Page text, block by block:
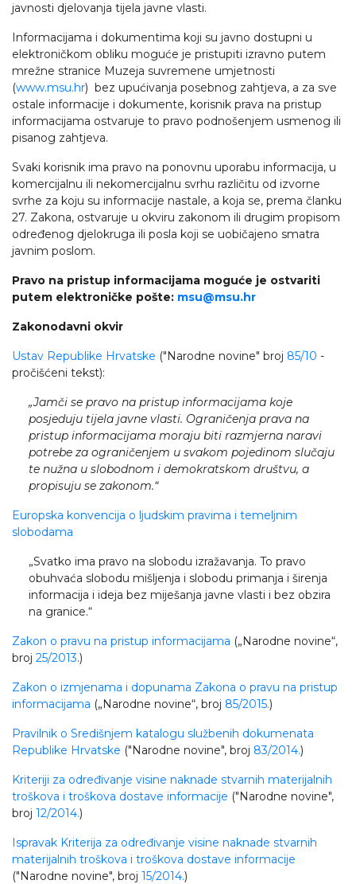
javnosti djelovanja tijela javne vlasti.
Informacijama i dokumentima koji su javno dostupni u
elektroničkom obliku moguće je pristupiti izravno putem
mrežne stranice Muzeja suvremene umjetnosti
(www.msu.hr) bez upućivanja posebnog zahtjeva, a za sve
ostale informacije i dokumente, korisnik prava na pristup
informacijama ostvaruje to pravo podnošenjem usmenog ili
pisanog zahtjeva.
Svaki korisnik ima pravo na ponovnu uporabu informacija, u
komercijalnu ili nekomercijalnu svrhu različitu od izvorne
svrhe za koju su informacije nastale, a koja se, prema članku
27. Zakona, ostvaruje u okviru zakonom ili drugim propisom
određenog djelokruga ili posla koji se uobičajeno smatra
javnim poslom.
Pravo na pristup informacijama moguće je ostvariti
putem elektroničke pošte: msu@msu.hr
Zakonodavni okvir
Ustav Republike Hrvatske ("Narodne novine" broj 85/10 -
pročišćeni tekst):
„Jamči se pravo na pristup informacijama koje
posjeduju tijela javne vlasti. Ograničenja prava na
pristup informacijama moraju biti razmjerna naravi
potrebe za ograničenjem u svakom pojedinom slučaju
te nužna u slobodnom i demokratskom društvu, a
propisuju se zakonom.“
Europska konvencija o ljudskim pravima i temeljnim
slobodama
„Svatko ima pravo na slobodu izražavanja. To pravo
obuhvaća slobodu mišljenja i slobodu primanja i širenja
informacija i ideja bez miješanja javne vlasti i bez obzira
na granice.“
Zakon o pravu na pristup informacijama („Narodne novine“,
broj 25/2013.)
Zakon o izmjenama i dopunama Zakona o pravu na pristup
informacijama („Narodne novine“, broj 85/2015.)
Pravilnik o Središnjem katalogu službenih dokumenata
Republike Hrvatske ("Narodne novine", broj 83/2014.)
Kriteriji za određivanje visine naknade stvarnih materijalnih
troškova i troškova dostave informacije ("Narodne novine",
broj 12/2014.)
Ispravak Kriterija za određivanje visine naknade stvarnih
materijalnih troškova i troškova dostave informacije
("Narodne novine", broj 15/2014.)